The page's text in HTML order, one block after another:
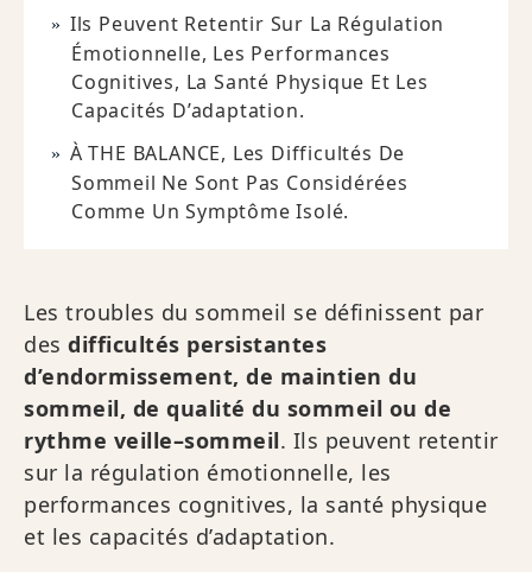
Ils Peuvent Retentir Sur La Régulation
Émotionnelle, Les Performances
Cognitives, La Santé Physique Et Les
Capacités D’adaptation.
À THE BALANCE, Les Difficultés De
Sommeil Ne Sont Pas Considérées
Comme Un Symptôme Isolé.
Les troubles du sommeil se définissent par
des difficultés persistantes
d’endormissement, de maintien du
sommeil, de qualité du sommeil ou de
rythme veille–sommeil. Ils peuvent retentir
sur la régulation émotionnelle, les
performances cognitives, la santé physique
et les capacités d’adaptation.